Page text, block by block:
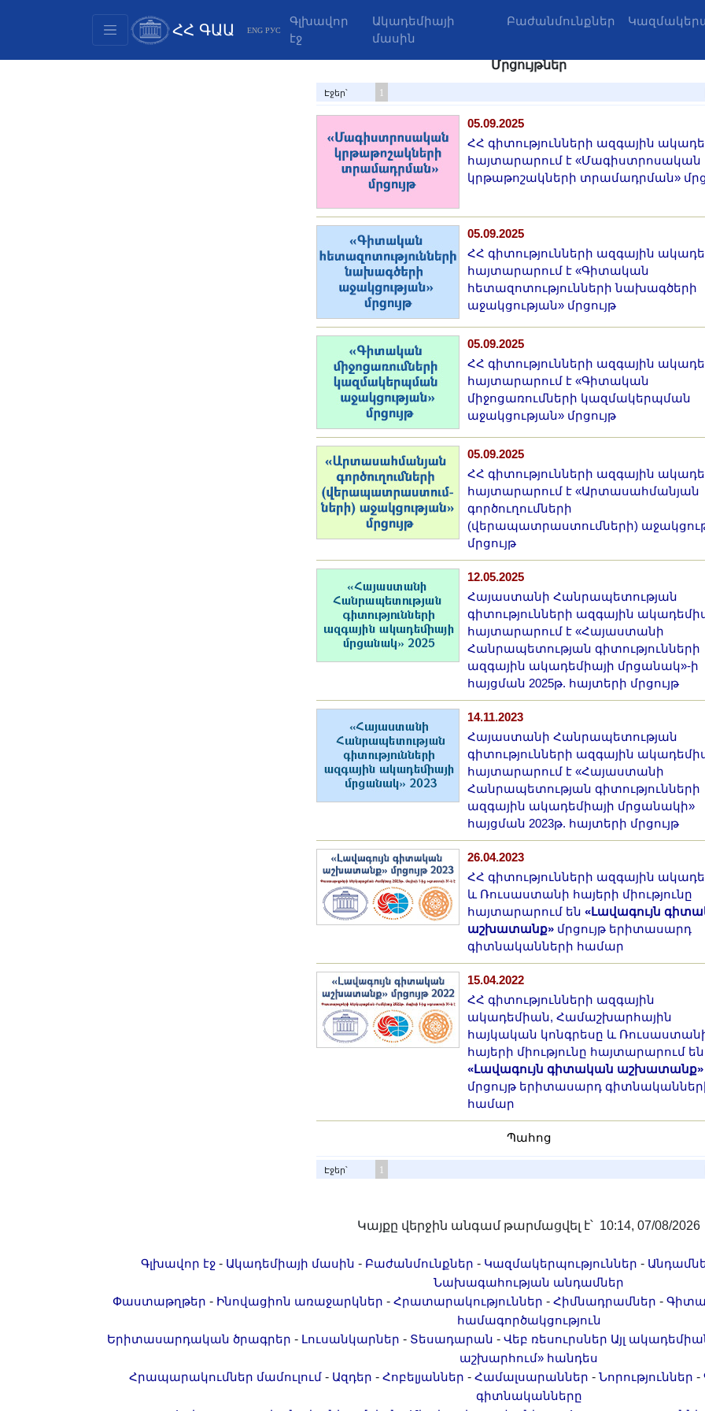
ՀՀ ԳԱԱ ENG РУС
Գլխավոր
էջ
Ակադեմիայի
մասին
Բաժանմունքներ
Մրցույթներ
Էջեր՝ 1
05.09.2025
ՀՀ գիտությունների ազգային
հայտարարում է «Մագիստրոսական
կրթաթոշակների տրամադրման»
05.09.2025
ՀՀ գիտությունների ազգային
հայտարարում է «Գիտական
հետազոտությունների նախագծերի
աջակցության» մրցույթ
05.09.2025
ՀՀ գիտությունների ազգային
հայտարարում է «Գիտական
միջոցառումների կազմակերպման
աջակցության» մրցույթ
05.09.2025
ՀՀ գիտությունների ազգային
հայտարարում է «Արտասահմանյան
գործուղումների
(վերապատրաստումների)
մրցույթ
12.05.2025
Հայաստանի Հանրապետության
գիտությունների ազգային
հայտարարում է «Հայաստանի
Հանրապետության գիտությունների
ազգային ակադեմիայի մրցանակ»-ի
հայցման 2025թ. հայտերի մրցույթ
14.11.2023
Հայաստանի Հանրապետության
գիտությունների ազգային
հայտարարում է «Հայաստանի
Հանրապետության գիտությունների
ազգային ակադեմիայի մրցանակի»
հայցման 2023թ. հայտերի մրցույթ
26.04.2023
ՀՀ գիտությունների ազգային
և Ռուսաստանի հայերի միությունը
հայտարարում են «Լավագույն
աշխատանք» մրցույթ երիտասարդ
գիտնականների համար
15.04.2022
ՀՀ գիտությունների ազգային
ակադեմիան, Համաշխարհային
հայկական կոնգրեսը և
հայերի միությունը հայտարարում են
«Լավագույն գիտական աշխատանք»
մրցույթ երիտասարդ
համար
Պահոց
Էջեր՝ 1
Կայքը վերջին անգամ թարմացվել է՝ 10:14, 07/08/2026
Գլխավոր էջ - Ակադեմիայի մասին - Բաժանմունքներ - Կազմակերպություններ -
Նախագահության անդամներ
Փաստաթղթեր - Ինովացիոն առաջարկներ - Հրատարակություններ - Հիմնադրամներ -
համագործակցություն
Երիտասարդական ծրագրեր - Լուսանկարներ - Տեսադարան - Վեբ ռեսուրսներ Այլ
աշխարհում» հանդես
Հրապարակումներ մամուլում - Ազդեր - Հոբելյաններ - Համալսարաններ - Նորություններ -
գիտնականները